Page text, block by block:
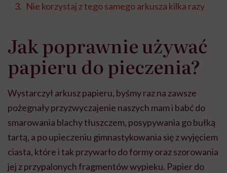
Nie korzystaj z tego samego arkusza kilka razy
Jak poprawnie używać
papieru do pieczenia?
Wystarczył arkusz papieru, byśmy raz na zawsze
pożegnały przyzwyczajenie naszych mam i babć do
smarowania blachy tłuszczem, posypywania go bułką
tartą, a po upieczeniu gimnastykowania się z wyjęciem
ciasta, które i tak przywarło do formy oraz szorowania
jej z przypalonych fragmentów wypieku. Papier do